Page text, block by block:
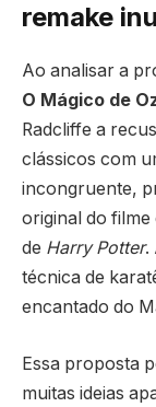
remake
Ao analisar a
O Mágico de
Radcliffe a
clássicos com
incongruente,
original do filme
de Harry Potter.
técnica de
encantado do
Essa proposta
muitas ideias